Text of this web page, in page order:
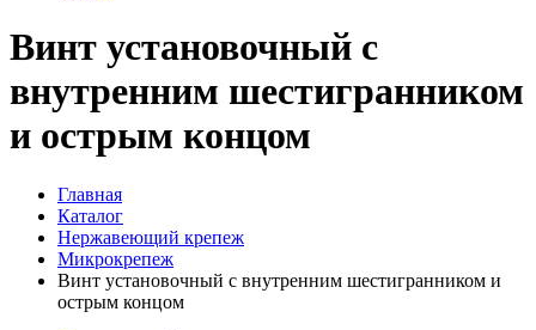
Винт установочный с
внутренним шестигранником
и острым концом
Главная
Каталог
Нержавеющий крепеж
Микрокрепеж
Винт установочный с внутренним шестигранником и
острым концом